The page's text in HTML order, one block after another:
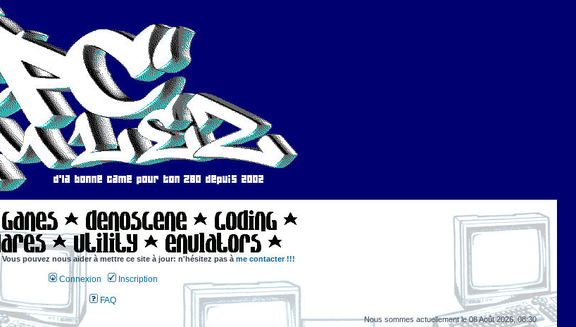
pouvez nous aider à mettre ce site à jour: n'hésitez pas à me contacter !!!
Connexion Inscription
FAQ
Nous sommes actuellement le 08 Août 2026, 08:30